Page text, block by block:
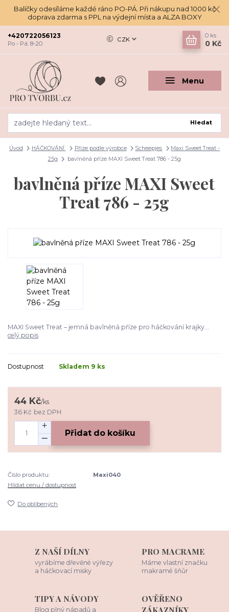
Balíčky odesíláme každé ráno PO-PÁ. Při nákupu nad 1000 kč
doprava zdarma s PPL na výdejní místa a ALZA BOXY
Menu
CZK
Hledat
+420722056123
Po - Pá: 8-20
0 ks
0 Kč
Úvod HÁČKOVÁNÍ Příze podle výrobce Scheepjes
Maxi Sweet Treat -
25g
bavlněná příze MAXI Sweet Treat 786 - 25g
bavlněná příze MAXI Sweet
Treat 786 - 25g
MAXI Sweet Treat – jemná bavlněná příze pro háčkování krajky...
celý popis
Dostupnost Skladem 9 ks
44 Kč/ks
36 Kč bez DPH
Přidat do košíku
Číslo produktu:
Maxi040
Hlídat cenu / dostupnost
Do oblíbených
Z NAŠÍ DÍLNY
vyrábíme dřevěné výřezy
a háčkovací misky
PRO MACRAME
Máme vlastní značku
makramé šňůr
TIPY A NÁVODY
Blog plný nápadů a
OVĚŘENO
ZÁKAZNÍKY